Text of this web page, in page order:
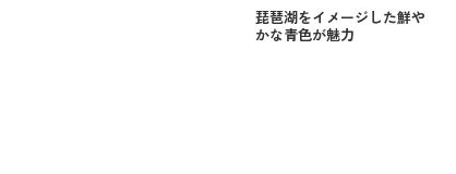
琵琶湖をイメージした鮮や
かな青色が魅力